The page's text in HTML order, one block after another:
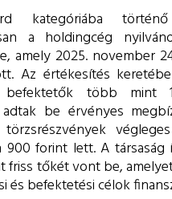
kategóriába történő
a holdingcég
amely 2025. november
Az értékesítés
befektetők több mint
be érvényes
900 forint lett. A társaság
friss tőkét vont be,
és befektetési célok